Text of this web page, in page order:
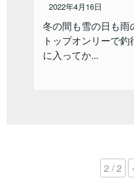
2022年4月16日
冬の間も雪の日も
トップオンリーで
に入ってか...
2 / 2